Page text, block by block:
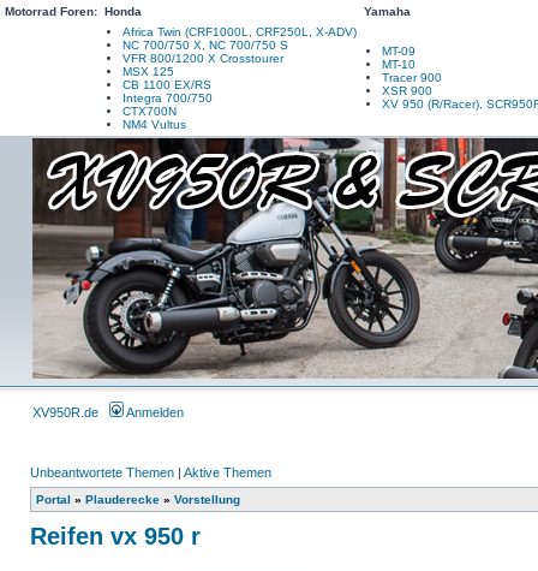
Motorrad Foren: Honda
Yamaha
Africa Twin (CRF1000L, CRF250L, X-ADV)
NC 700/750 X, NC 700/750 S
VFR 800/1200 X Crosstourer
MSX 125
CB 1100 EX/RS
Integra 700/750
CTX700N
NM4 Vultus
MT-09
MT-10
Tracer 900
XSR 900
XV 950 (R/Racer),
XV950R.de Anmelden
Unbeantwortete Themen | Aktive Themen
Portal » Plauderecke » Vorstellung
Reifen vx 950 r